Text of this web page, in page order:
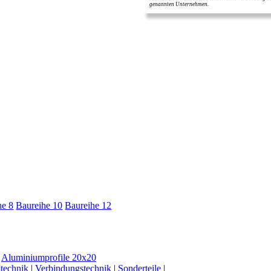
genannten Unternehmen.
8 Baureihe 10 Baureihe 12
Aluminiumprofile 20x20
| Verbindungstechnik| Sonderteile|